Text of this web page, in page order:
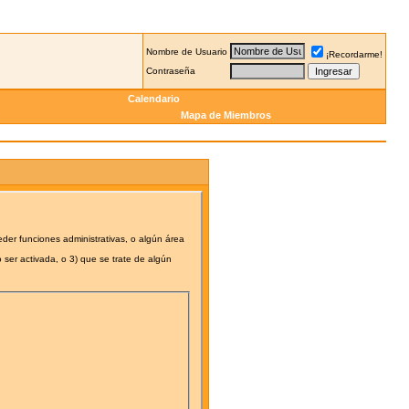
Nombre de Usuario
¡Recordarme!
Contraseña
Calendario
Mapa de Miembros
funciones administrativas, o algún área
activada, o 3) que se trate de algún